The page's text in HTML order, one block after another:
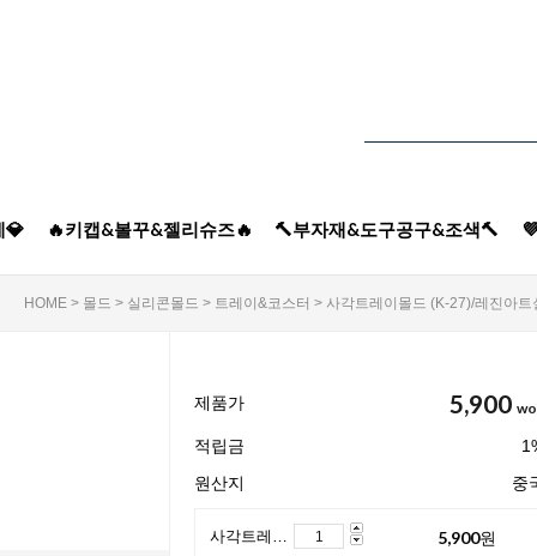
💎 🔥키캡&볼꾸&젤리슈즈🔥 🔨부자재&도구공구&조색🔨
HOME > 몰드 > 실리콘몰드 > 트레이&코스터 > 사각트레이몰드 (K-27)/레진아트
제품가 5,900
적립금
원산지
중
5,900원